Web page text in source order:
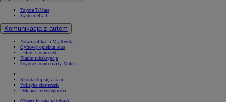
Toyota T-Mate
System eCall
Komunikacja z autem
Nowa aplikacja MyToyota
Cyfrowy opiekun auta
Usługi Connected
Płatne subskrypcje
Toyota Connectivity Match
Skontaktuj się z nami
Polityka ciasteczek
Deklaracja dostępności